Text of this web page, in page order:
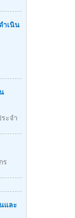
ำเนิน
ะจำ
ร
และ